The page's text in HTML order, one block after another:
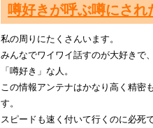
噂好きが呼ぶ噂にされ
私の周りにたくさんいます。
みんなでワイワイ話すのが大好きで
「噂好き」な人。
この情報アンテナはかなり高く精密
す。
スピードも速く付いて行くのに必死